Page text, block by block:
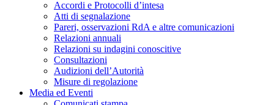
Accordi e Protocolli d’intesa
Atti di segnalazione
Pareri, osservazioni RdA e altre comunicazioni
Relazioni annuali
Relazioni su indagini conoscitive
Consultazioni
Audizioni dell’Autorità
Misure di regolazione
Media ed Eventi